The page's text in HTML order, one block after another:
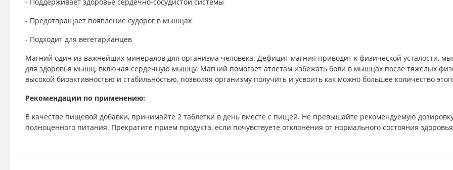
- Предотвращает появление судорог в мышцах
- Подходит для вегетарианцев
Магний один из важнейших минералов для организма человека. Дефицит магния приводит к физической усталости,
для здоровья мышц, включая сердечную мышцу. Магний помогает атлетам избежать боли в мышцах после тяжелых
высокой биоактивностью и стабильностью, позволяя организму получить и усвоить как можно большее количество
Рекомендации по применению:
В качестве пищевой добавки, принимайте 2 таблетки в день вместе с пищей. Не превышайте рекомендуемую
полноценного питания. Прекратите прием продукта, если почувствуете отклонения от нормального состояния